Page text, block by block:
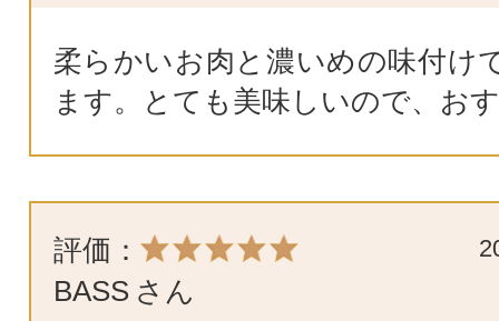
柔らかいお肉と濃いめの味付け
ます。とても美味しいので、お
評価：
BASS さん